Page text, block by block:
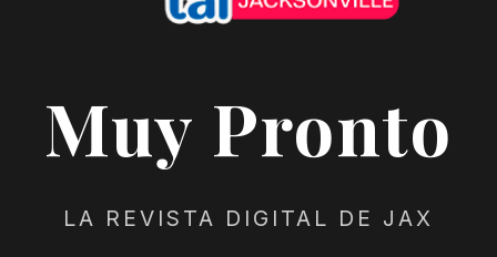
Muy Pronto
LA REVISTA DIGITAL DE JAX